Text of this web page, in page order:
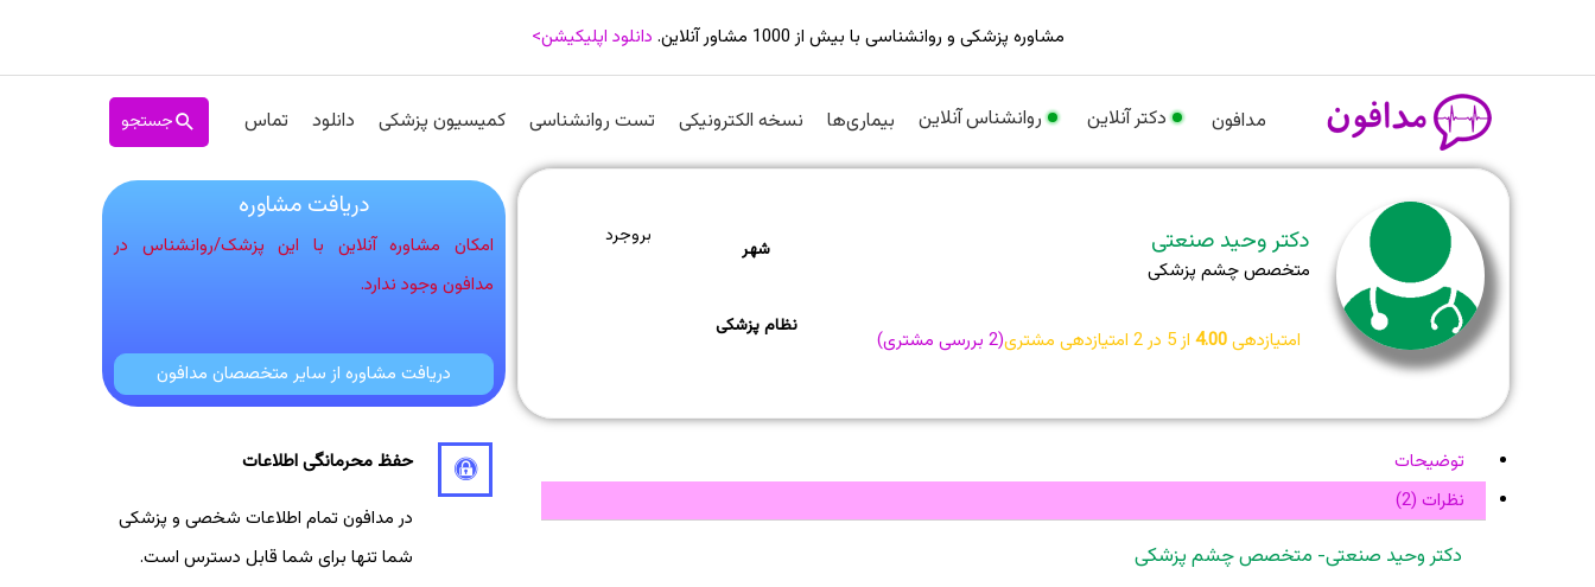
مشاوره پزشکی و روانشناسی با بیش از 1000 مشاور آنلاین. دانلود اپلیکیشن>
مدافون دکتر آنلاین روانشناس آنلاین بیماری‌ها نسخه الکترونیکی تست روانشناسی کمیسیون پزشکی دانلود تماس جستجو
دکتر وحید صنعتی
متخصص چشم پزشکی
امتیازدهی4.00از 5 در 2امتیازدهی مشتری(
2بررسی مشتری)
شهر
بروجرد
نظام پزشکی
دریافت مشاوره
امکان مشاوره آنلاین با این پزشک/روانشناس در
مدافون وجود ندارد.
دریافت مشاوره از سایر متخصصان مدافون
توضیحات
نظرات (2)
دکتر وحید صنعتی- متخصص چشم پزشکی
حفظ محرمانگی اطلاعات
در مدافون تمام اطلاعات شخصی و پزشکی
شما تنها برای شما قابل دسترس است.